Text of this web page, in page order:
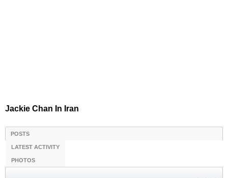
Jackie Chan In Iran
POSTS
LATEST ACTIVITY
PHOTOS